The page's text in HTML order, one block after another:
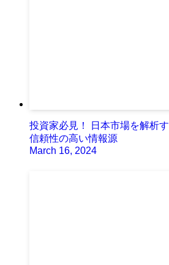
投資家必見！ 日本市場を解析
信頼性の高い情報源
March 16, 2024